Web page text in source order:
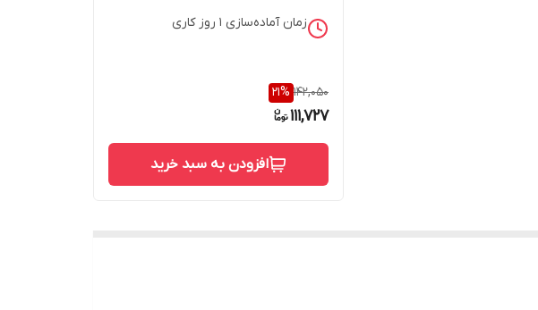
زمان آماده‌سازی 1 روز کاری
142,050
21%
111,727
افزودن به سبد خرید